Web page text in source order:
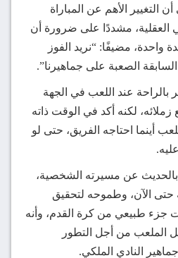
التغيير الأهم عن المباراة
العقلية، مشددًا على ضرورة أن
واحدة، مضيفًا: “نريد الفوز
السابقة الصعبة على جماهيرنا”.
بالراحة عند اللعب في الجهة
لكنه أكد في الوقت ذاته
أينما احتاجه الفريق، حتى لو
بالحديث عن مسيرته الشخصية،
الآن، وطموحه لتحقيق
جزء طبيعي من كرة القدم، وأنه
الملعب من أجل التطور
النادي الملكي.